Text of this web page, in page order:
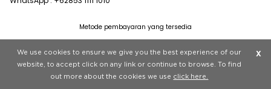
Copyright © 2022 JD Sports All rights reserved.
Metode pembayaran yang tersedia
We use cookies to ensure we give you the best experience of our
website, to accept click on any link or continue to browse. To find
out more about the cookies we use click here.
X